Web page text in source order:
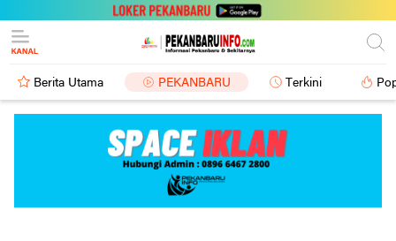
Berita Utama PEKANBARU Terkini